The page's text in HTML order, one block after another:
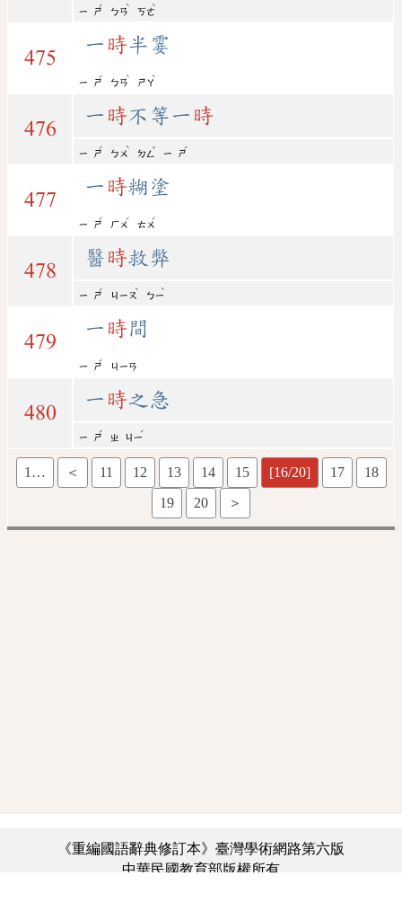
ㄧ ㄕ
ˊ
ㄅㄢ
ˋ
ㄎㄜ
ˋ
475
一 時半霎
ㄧ ㄕ
ˊ
ㄅㄢ
ˋ
ㄕㄚ
ˋ
476
一 時不等一 時
ㄧ ㄕ
ˊ
ㄅㄨ
ˋ
ㄉㄥ
ˇ
ㄧ ㄕ
ˊ
477
一 時糊塗
ㄧ ㄕ
ˊ
ㄏㄨ
ˊ
ㄊㄨ
ˊ
478
醫 時救弊
ㄧ ㄕ
ˊ
ㄐㄧㄡ
ˋ
ㄅㄧ
ˋ
479
一 時間
ㄧ ㄕ
ˊ
ㄐㄧㄢ
480
一 時之急
ㄧ ㄕ
ˊ
ㄓ ㄐㄧ
ˊ
1… ＜ 11 12 13 14 15 [16/20] 17
18
19
20 ＞
《重編國語辭典修訂本》臺灣學術網路第六版
中華民國教育部版權所有